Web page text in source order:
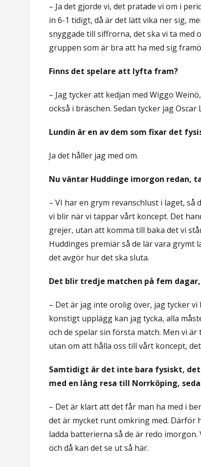
– Ja det gjorde vi, det pratade vi om i
in 6-1 tidigt, då är det lätt vika ner sig,
snyggade till siffrorna, det ska vi ta med
gruppen som är bra att ha med sig
Finns det spelare att lyfta fram?
– Jag tycker att kedjan med Wiggo
också i bräschen. Sedan tycker jag
Lundin är en av dem som fixar det
Ja det håller jag med om.
Nu väntar Huddinge imorgon redan,
– VI har en grym revanschlust i laget,
vi blir när vi tappar vårt koncept. Det
grejer, utan att komma till baka det vi
Huddinges premiär så de lär vara grymt
det avgör hur det ska sluta.
Det blir tredje matchen på fem
– Det är jag inte orolig över, jag tycker
konstigt upplägg kan jag tycka, alla
och de spelar sin första match. Men vi
utan om att hålla oss till vårt koncept,
Samtidigt är det inte bara fysiskt,
med en lång resa till Norrköping,
– Det är klart att det får man ha med i
det är mycket runt omkring med.
ladda batterierna så de är redo
och då kan det se ut så här.